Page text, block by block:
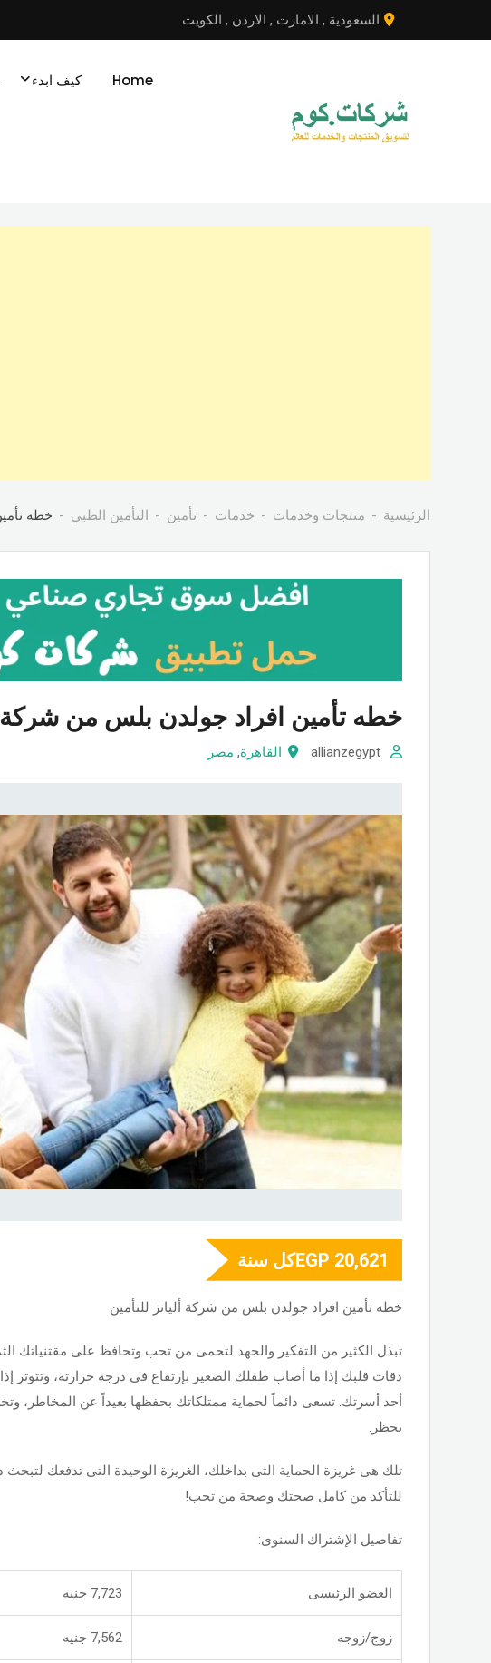
إلى
السعودية , الامارت , الاردن , الكويت
Home كيف ابدء
الرئيسية منتجات وخدمات خدمات تأمين التأمين الطبي خطه
خطه تأمين افراد جولدن بلس من شركة
القاهرة, مصر
EGP 20,621 كل سنة
خطه تأمين افراد جولدن بلس من شركة أليانز للتأمين
تبذل الكثير من التفكير والجهد لتحمى من تحب وتحافظ على مقتنياتك
دقات قلبك إذا ما أصاب طفلك الصغير بإرتفاع فى درجة حرارته، وتتوتر
أحد أسرتك. تسعى دائماً لحماية ممتلكاتك بحفظها بعيداً عن المخاطر،
بحظر.
تلك هى غريزة الحماية التى بداخلك، الغريزة الوحيدة التى تدفعك لتبحث
للتأكد من كامل صحتك وصحة من تحب!
تفاصيل الإشتراك السنوى:
العضو الرئيسى 7,723 جنيه
زوج/زوجه 7,562 جنيه